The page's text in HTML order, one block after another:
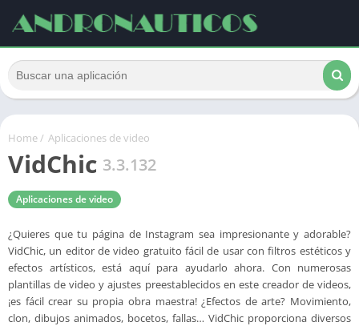
Home/ Aplicaciones de video
VidChic 3.3.132
Aplicaciones de video
¿Quieres que tu página de Instagram sea impresionante y adorable?
VidChic, un editor de video gratuito fácil de usar con filtros estéticos y
efectos artísticos, está aquí para ayudarlo ahora. Con numerosas
plantillas de video y ajustes preestablecidos en este creador de videos,
¡es fácil crear su propia obra maestra! ¿Efectos de arte? Movimiento,
clon, dibujos animados, bocetos, fallas… VidChic proporciona diversos